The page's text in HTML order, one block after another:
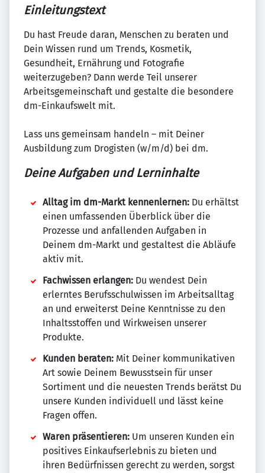
Einleitungstext
Du hast Freude daran, Menschen zu beraten und
Dein Wissen rund um Trends, Kosmetik,
Gesundheit, Ernährung und Fotografie
weiterzugeben? Dann werde Teil unserer
Arbeitsgemeinschaft und gestalte die besondere
dm-Einkaufswelt mit.
Lass uns gemeinsam handeln – mit Deiner
Ausbildung zum Drogisten (w/m/d) bei dm.
Deine Aufgaben und Lerninhalte
Alltag im dm-Markt kennenlernen: Du erhältst
einen umfassenden Überblick über die
Prozesse und anfallenden Aufgaben in
Deinem dm-Markt und gestaltest die Abläufe
aktiv mit.
Fachwissen erlangen: Du wendest Dein
erlerntes Berufsschulwissen im Arbeitsalltag
an und erweiterst Deine Kenntnisse zu den
Inhaltsstoffen und Wirkweisen unserer
Produkte.
Kunden beraten: Mit Deiner kommunikativen
Art sowie Deinem Bewusstsein für unser
Sortiment und die neuesten Trends berätst Du
unsere Kunden individuell und lässt keine
Fragen offen.
Waren präsentieren: Um unseren Kunden ein
positives Einkaufserlebnis zu bieten und
ihren Bedürfnissen gerecht zu werden, sorgst